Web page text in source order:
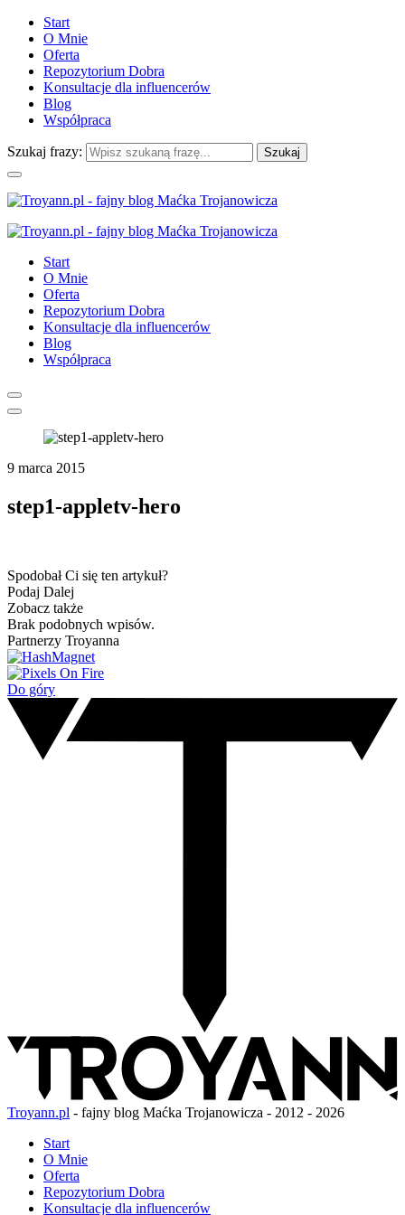
Start
O Mnie
Oferta
Repozytorium Dobra
Konsultacje dla influencerów
Blog
Współpraca
Szukaj frazy:
Start
O Mnie
Oferta
Repozytorium Dobra
Konsultacje dla influencerów
Blog
Współpraca
9 marca 2015
step1-appletv-hero
Spodobał Ci się ten artykuł?
Podaj Dalej
Zobacz także
Brak podobnych wpisów.
Partnerzy Troyanna
Do góry
Troyann.pl - fajny blog Maćka Trojanowicza - 2012 - 2026
Start
O Mnie
Oferta
Repozytorium Dobra
Konsultacje dla influencerów